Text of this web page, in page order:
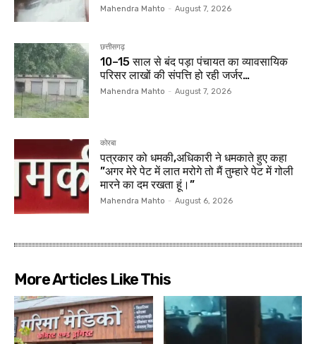
Mahendra Mahto - August 7, 2026
छत्तीसगढ़
10–15 साल से बंद पड़ा पंचायत का व्यावसायिक
परिसर लाखों की संपत्ति हो रही जर्जर…
Mahendra Mahto - August 7, 2026
कोरबा
पत्रकार को धमकी,अधिकारी ने धमकाते हुए कहा
”अगर मेरे पेट में लात मरोगे तो मैं तुम्हारे पेट में गोली
मारने का दम रखता हूं।”
Mahendra Mahto - August 6, 2026
More Articles Like This